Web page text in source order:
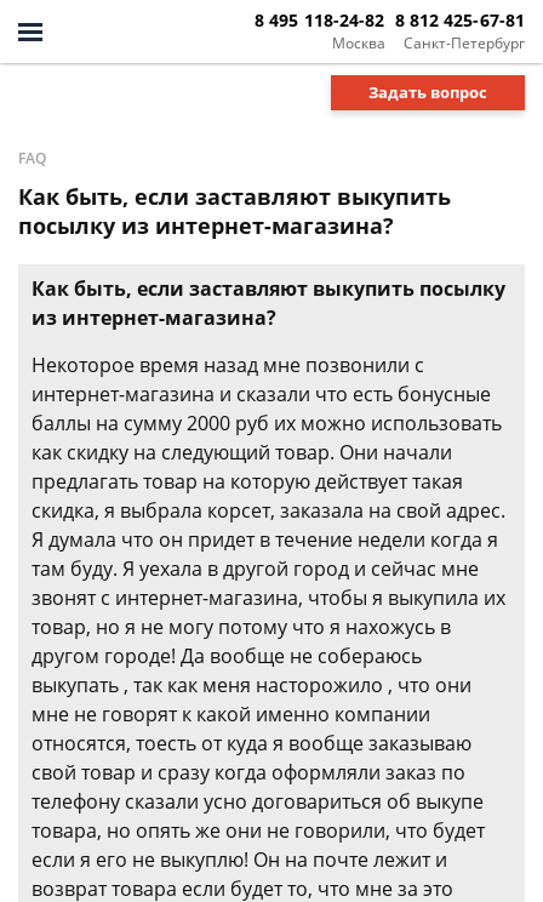
Москва
8 495 118-24-82
Санкт-Петербург
8 812 425-67-81
Задать вопрос
FAQ
Как быть, если заставляют выкупить
посылку из интернет-магазина?
Как быть, если заставляют выкупить посылку
из интернет-магазина?
Некоторое время назад мне позвонили с
интернет-магазина и сказали что есть бонусные
баллы на сумму 2000 руб их можно использовать
как скидку на следующий товар. Они начали
предлагать товар на которую действует такая
скидка, я выбрала корсет, заказала на свой адрес.
Я думала что он придет в течение недели когда я
там буду. Я уехала в другой город и сейчас мне
звонят с интернет-магазина, чтобы я выкупила их
товар, но я не могу потому что я нахожусь в
другом городе! Да вообще не собераюсь
выкупать , так как меня насторожило , что они
мне не говорят к какой именно компании
относятся, тоесть от куда я вообще заказываю
свой товар и сразу когда оформляли заказ по
телефону сказали усно договариться об выкупе
товара, но опять же они не говорили, что будет
если я его не выкуплю! Он на почте лежит и
возврат товара если будет то, что мне за это